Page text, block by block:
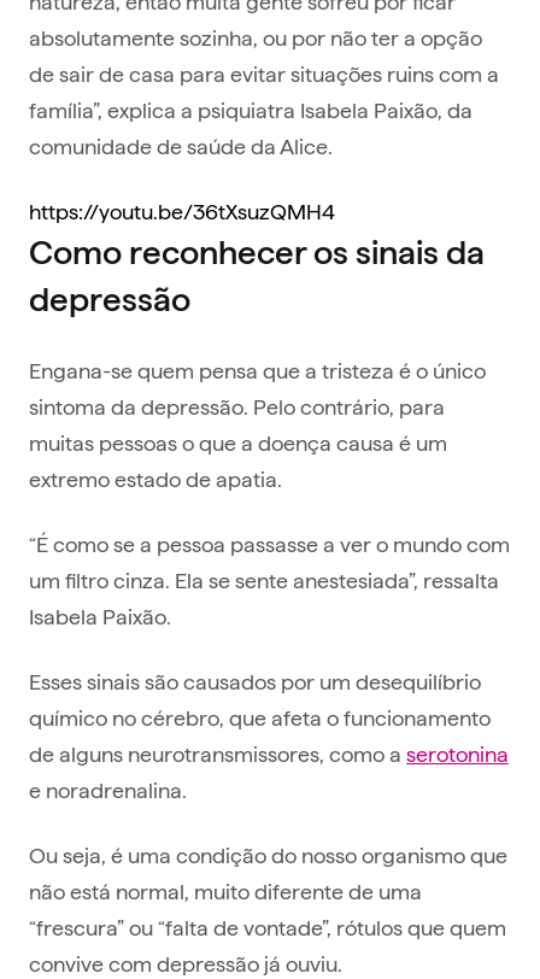
absolutamente sozinha, ou por não ter a opção
de sair de casa para evitar situações ruins com a
família”, explica a psiquiatra Isabela Paixão, da
comunidade de saúde da Alice.
https://youtu.be/36tXsuzQMH4
Como reconhecer os sinais da
depressão
Engana-se quem pensa que a tristeza é o único
sintoma da depressão. Pelo contrário, para
muitas pessoas o que a doença causa é um
extremo estado de apatia.
“É como se a pessoa passasse a ver o mundo com
um filtro cinza. Ela se sente anestesiada”, ressalta
Isabela Paixão.
Esses sinais são causados por um desequilíbrio
químico no cérebro, que afeta o funcionamento
de alguns neurotransmissores, como a serotonina
e noradrenalina.
Ou seja, é uma condição do nosso organismo que
não está normal, muito diferente de uma
“frescura” ou “falta de vontade”, rótulos que quem
convive com depressão já ouviu.